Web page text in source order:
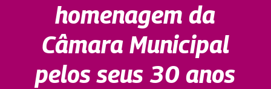
homenagem da
Câmara Municipal
pelos seus 30 anos